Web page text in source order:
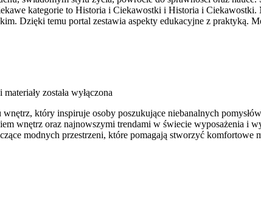
kategorie to Historia i Ciekawostki i Historia i Ciekawostki.
Dzięki temu portal zestawia aspekty edukacyjne z praktyką.
została wyłączona
który inspiruje osoby poszukujące niebanalnych
wnętrz oraz najnowszymi trendami w świecie wyposażenia i
modnych przestrzeni, które pomagają stworzyć